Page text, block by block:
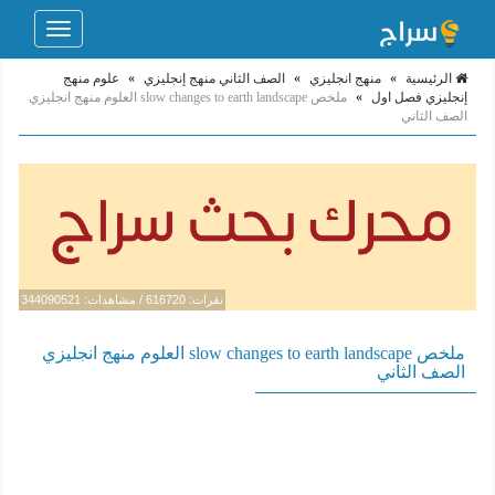
Toggle
الرئيسية » منهج انجليزي » الصف الثاني منهج إنجليزي »
علوم منهج
إنجليزي فصل اول »
ملخص slow changes to earth landscape العلوم منهج انجليزي
الصف الثاني
نقرات: 616720 / مشاهدات: 344090521
ملخص slow changes to earth landscape العلوم منهج انجليزي
الصف الثاني